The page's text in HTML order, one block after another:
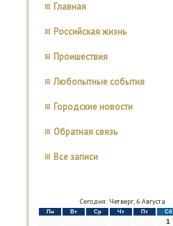
Главная
Российская жизнь
Проишествия
Любопытные события
Городские новости
Обратная связь
Все записи
Сегодня: Четверг, 6 Августа
Пн Вт Ср Чт Пт Сб
1